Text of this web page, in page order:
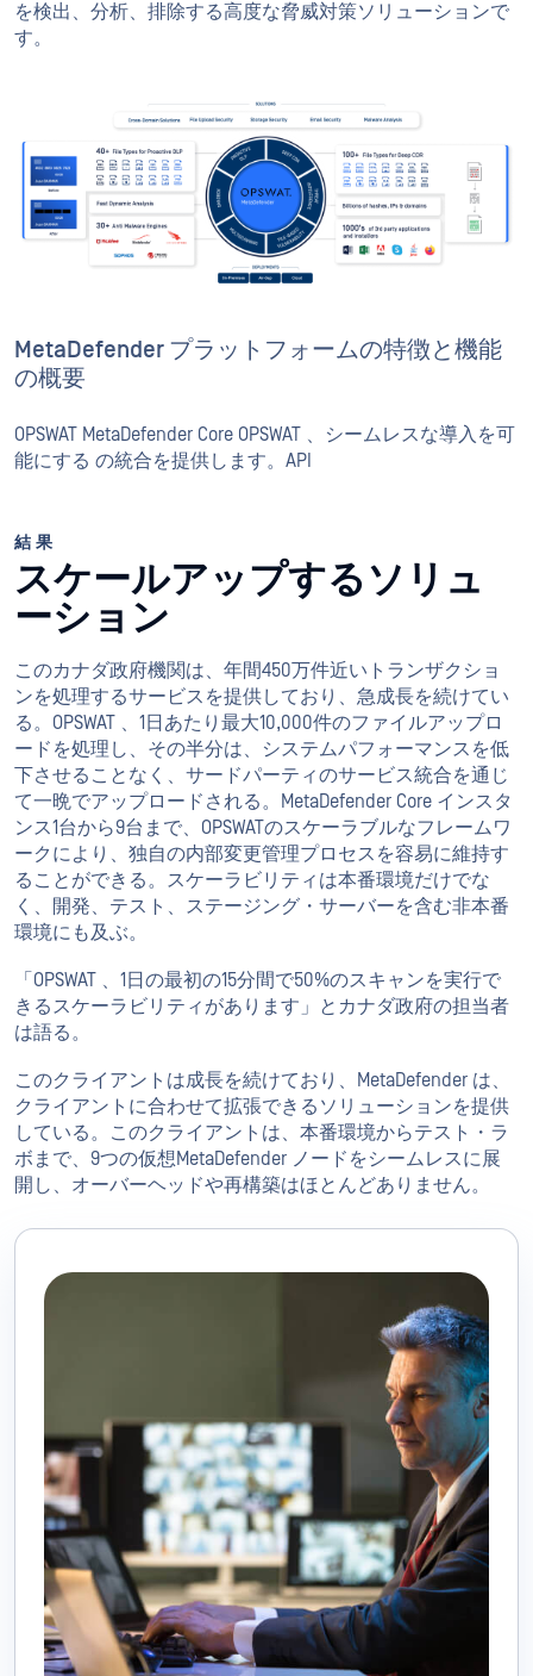
を検出、分析、排除する高度な脅威対策ソリューションで
す。
MetaDefender プラットフォームの特徴と機能
の概要
OPSWAT MetaDefender Core OPSWAT 、シームレスな導入を可
能にする の統合を提供します。API
結果
スケールアップするソリュ
ーション
このカナダ政府機関は、年間450万件近いトランザクショ
ンを処理するサービスを提供しており、急成長を続けてい
る。OPSWAT 、1日あたり最大10,000件のファイルアップロ
ードを処理し、その半分は、システムパフォーマンスを低
下させることなく、サードパーティのサービス統合を通じ
て一晩でアップロードされる。MetaDefender Core インスタ
ンス1台から9台まで、OPSWATのスケーラブルなフレームワ
ークにより、独自の内部変更管理プロセスを容易に維持す
ることができる。スケーラビリティは本番環境だけでな
く、開発、テスト、ステージング・サーバーを含む非本番
環境にも及ぶ。
「OPSWAT 、1日の最初の15分間で50%のスキャンを実行で
きるスケーラビリティがあります」とカナダ政府の担当者
は語る。
このクライアントは成長を続けており、MetaDefender は、
クライアントに合わせて拡張できるソリューションを提供
している。このクライアントは、本番環境からテスト・ラ
ボまで、9つの仮想MetaDefender ノードをシームレスに展
開し、オーバーヘッドや再構築はほとんどありません。